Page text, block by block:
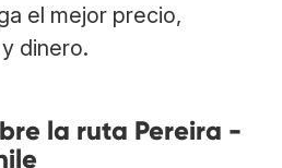
el mejor precio,
dinero.
la ruta Pereira -